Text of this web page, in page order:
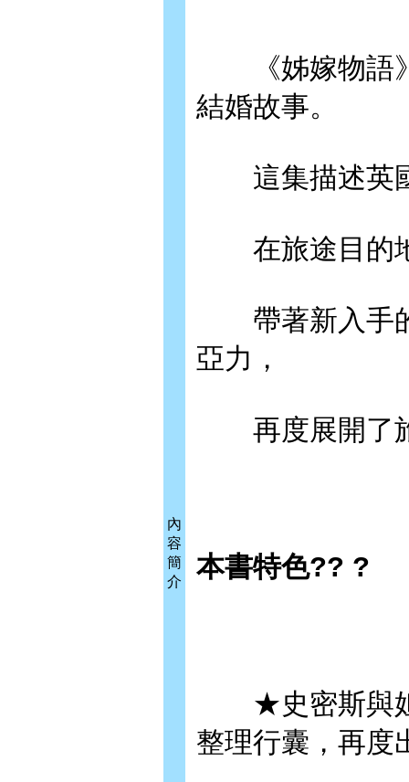
內
容
簡
介
《姊嫁物語》
結婚故事。
這集描述英
在旅途目的地
帶著新入手的
亞力，
再度展開了
本書特色?? ?
★史密斯與妲
整理行囊，再度